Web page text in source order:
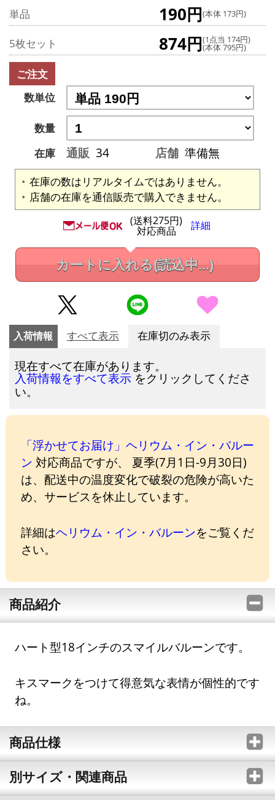
単品 190円(本体 173円)
5枚セット 874円(1点当 174円)
(本体 795円)
ご注文
数単位
数量
在庫
通販 34 店舗 準備無
在庫の数はリアルタイムではありません。
店舗の在庫を通信販売で購入できません。
(送料275円)
対応商品 詳細
カートに入れる(読込中...)
入荷情報 すべて表示 在庫切のみ表示
現在すべて在庫があります。
入荷情報をすべて表示 をクリックしてくださ
い。
「浮かせてお届け」ヘリウム・イン・バルー
ン 対応商品ですが、 夏季(7月1日-9月30日)
は、配送中の温度変化で破裂の危険が高いた
め、サービスを休止しています。
詳細はヘリウム・イン・バルーンをご覧くだ
さい。
商品紹介
ハート型18インチのスマイルバルーンです。
キスマークをつけて得意気な表情が個性的です
ね。
商品仕様
別サイズ・関連商品